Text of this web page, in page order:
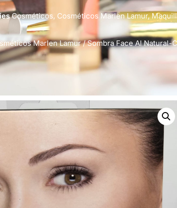
Cosméticos, Cosméticos Marlen Lamur,
Marlen Lamur/ Sombra Face Al Natural-